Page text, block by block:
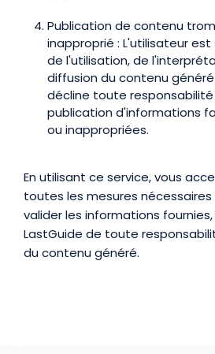
Publication de contenu
inapproprié : L'utilisateur
de l'utilisation, de
diffusion du contenu généré
décline toute
publication d'informations
ou inappropriées.
En utilisant ce service, vous
toutes les mesures
valider les informations
LastGuide de toute
du contenu généré.